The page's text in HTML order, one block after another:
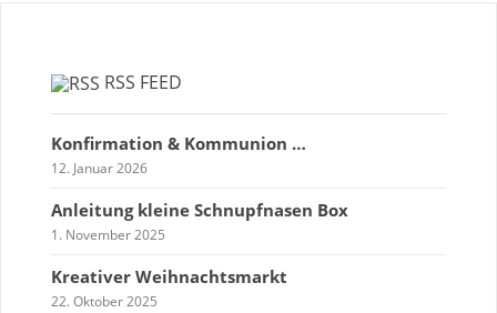
RSS FEED
Konfirmation & Kommunion …
12. Januar 2026
Anleitung kleine Schnupfnasen Box
1. November 2025
Kreativer Weihnachtsmarkt
22. Oktober 2025